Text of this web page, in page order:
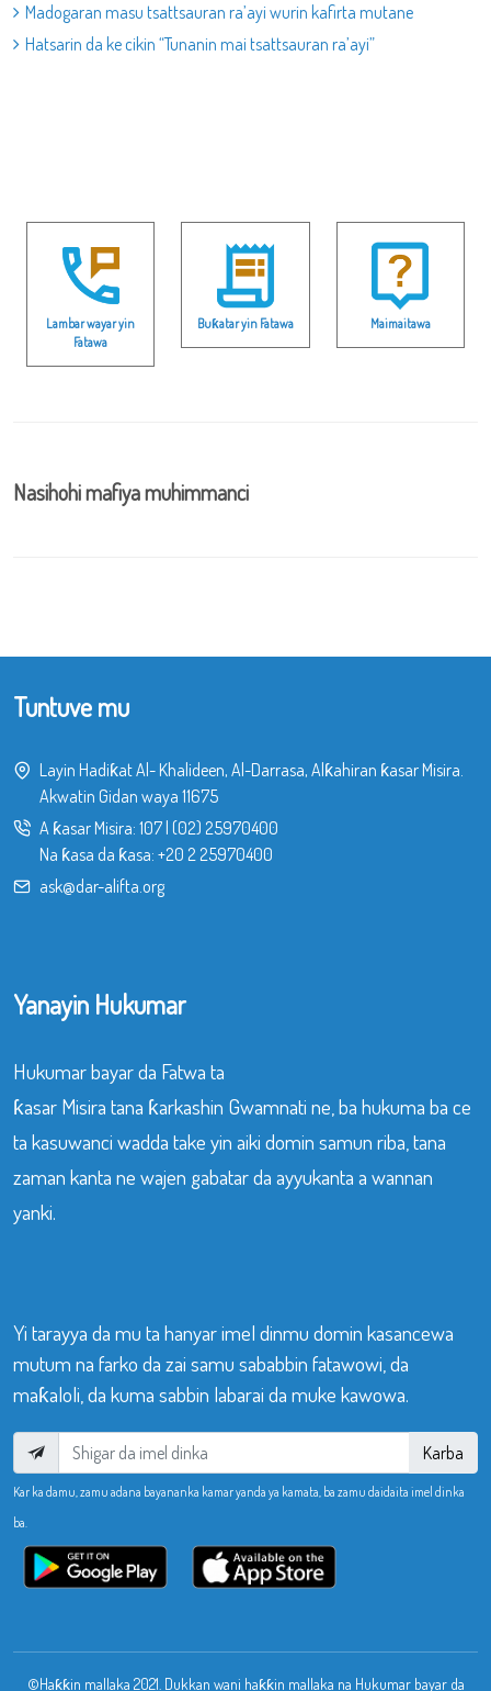
Madogaran masu tsattsauran ra’ayi wurin kafirta mutane
Hatsarin da ke cikin “Tunanin mai tsattsauran ra’ayi”
Lambar wayar yin
Fatawa
Buƙatar yin Fatawa Maimaitawa
Nasihohi mafiya muhimmanci
Tuntuve mu
Layin Hadiƙat Al- Khalideen, Al-Darrasa, Alƙahiran ƙasar Misira.
Akwatin Gidan waya 11675
A ƙasar Misira: 107| (02) 25970400
Na ƙasa da ƙasa: +20 2 25970400
ask@dar-alifta.org
Yanayin Hukumar
Hukumar bayar da Fatwa ta
ƙasar Misira tana ƙarkashin Gwamnati ne, ba hukuma ba ce
ta kasuwanci wadda take yin aiki domin samun riba, tana
zaman kanta ne wajen gabatar da ayyukanta a wannan
yanki.
Yi tarayya da mu ta hanyar imel dinmu domin kasancewa
mutum na farko da zai samu sababbin fatawowi, da
maƙaloli, da kuma sabbin labarai da muke kawowa.
Karba
Kar ka damu, zamu adana bayananka kamar yanda ya kamata, ba zamu daidaita imel dinka
ba.
©Haƙƙin mallaka 2021. Dukkan wani haƙƙin mallaka na Hukumar bayar da